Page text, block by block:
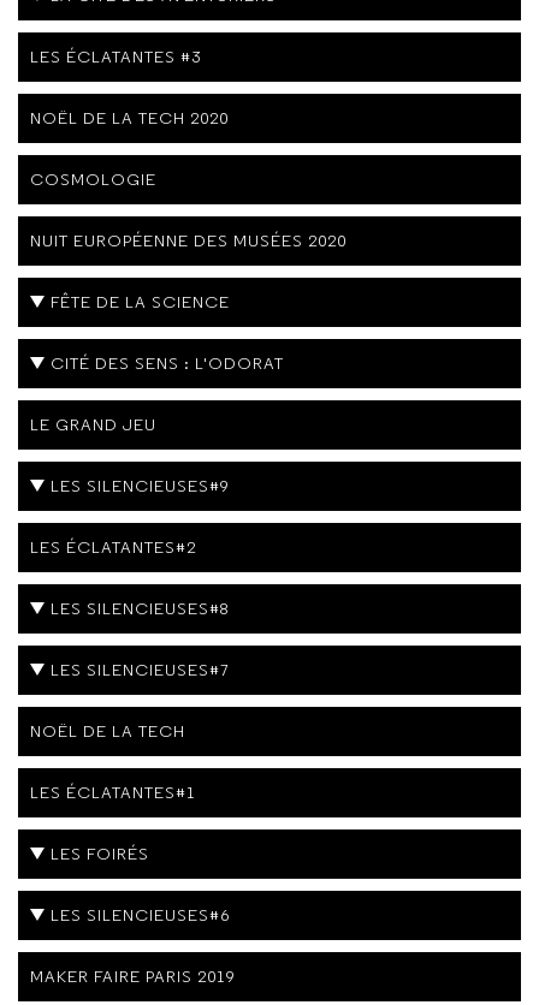
LES ÉCLATANTES #3
NOËL DE LA TECH 2020
COSMOLOGIE
NUIT EUROPÉENNE DES MUSÉES 2020
FÊTE DE LA SCIENCE
CITÉ DES SENS : L'ODORAT
LE GRAND JEU
LES SILENCIEUSES#9
LES ÉCLATANTES#2
LES SILENCIEUSES#8
LES SILENCIEUSES#7
NOËL DE LA TECH
LES ÉCLATANTES#1
LES FOIRÉS
LES SILENCIEUSES#6
MAKER FAIRE PARIS 2019